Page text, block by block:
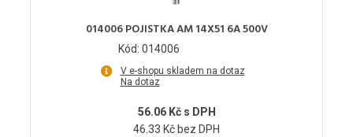
014006 POJISTKA AM 14X51 6A 500V
Kód: 014006
V e-shopu skladem na dotaz
Na dotaz
56.06 Kč s DPH
46.33 Kč bez DPH